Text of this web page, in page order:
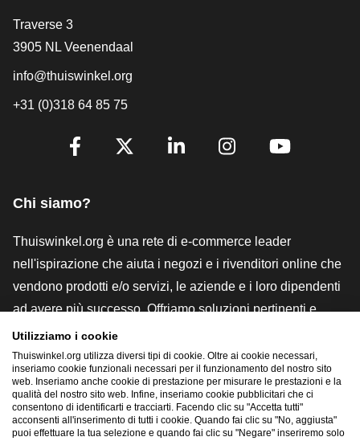
[_General:Contact]
Traverse 3
3905 NL Veenendaal
info@thuiswinkel.org
+31 (0)318 64 85 75
[_General:SocialMediaTitle]
Chi siamo?
Thuiswinkel.org è una rete di e-commerce leader
nell'ispirazione che aiuta i negozi e i rivenditori online che
vendono prodotti e/o servizi, le aziende e i loro dipendenti
ad avere più successo. Offriamo soluzioni pertinenti e
pratiche con vari marchi di fiducia, recensioni Thuiswinkel,
strumenti e consulenze legali, advocacy, ricerche di
mercato e disponiamo di una nostra piattaforma formativa,
la Thuiswinkel e-Academy.
Utilizziamo i cookie
Thuiswinkel.org utilizza diversi tipi di cookie. Oltre ai cookie necessari,
inseriamo cookie funzionali necessari per il funzionamento del nostro sito
web. Inseriamo anche cookie di prestazione per misurare le prestazioni e la
qualità del nostro sito web. Infine, inseriamo cookie pubblicitari che ci
consentono di identificarti e tracciarti. Facendo clic su "Accetta tutti"
acconsenti all'inserimento di tutti i cookie. Quando fai clic su "No, aggiusta"
puoi effettuare la tua selezione e quando fai clic su "Negare" inseriremo solo